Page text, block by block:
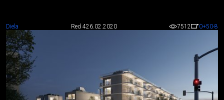
Diela Red 426.02.2020 7512 0+50-8